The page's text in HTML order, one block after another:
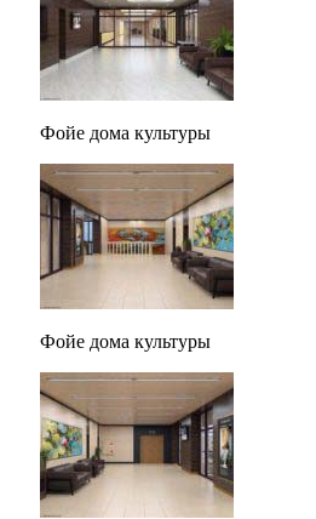
Фойе дома культуры
Фойе дома культуры